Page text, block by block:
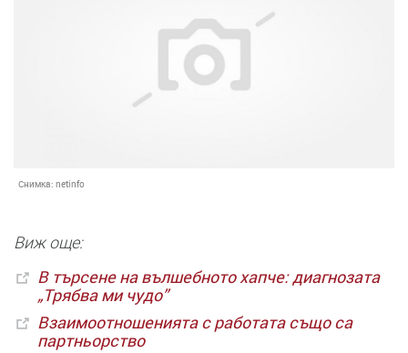
Снимка: netinfo
Виж още:
В търсене на вълшебното хапче: диагнозата
„Трябва ми чудо”
Взаимоотношенията с работата също са
партньорство